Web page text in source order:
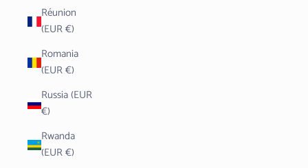
Réunion
(EUR €)
Romania
(EUR €)
Russia (EUR
€)
Rwanda
(EUR €)